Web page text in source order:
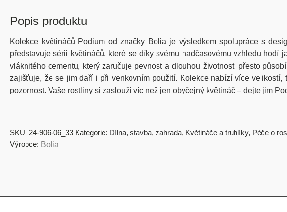
Popis produktu
Kolekce květináčů Podium od značky Bolia je výsledkem spolupráce s
představuje sérii květináčů, které se díky svému nadčasovému vzhledu
vláknitého cementu, který zaručuje pevnost a dlouhou životnost, přesto
zajišťuje, že se jim daří i při venkovním použití. Kolekce nabízí více velikostí,
pozornost. Vaše rostliny si zaslouží víc než jen obyčejný květináč – dejte jim
SKU: 24-906-06_33 Kategorie: Dílna, stavba, zahrada, Květináče a truhlíky, Péče o
Výrobce: Bolia